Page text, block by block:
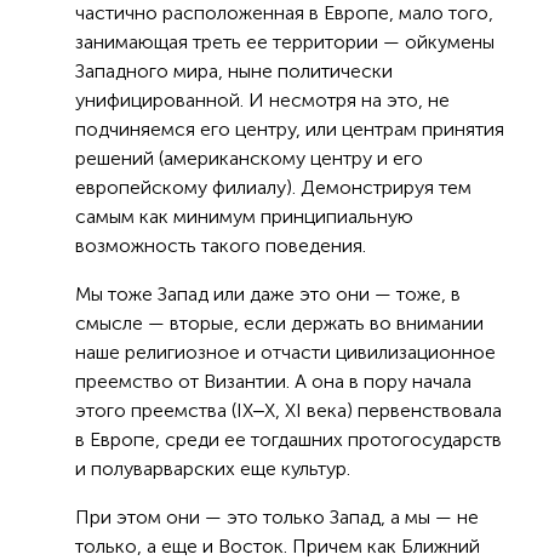
частично расположенная в Европе, мало того,
занимающая треть ее территории — ойкумены
Западного мира, ныне политически
унифицированной. И несмотря на это, не
подчиняемся его центру, или центрам принятия
решений (американскому центру и его
европейскому филиалу). Демонстрируя тем
самым как минимум принципиальную
возможность такого поведения.
Мы тоже Запад или даже это они — тоже, в
смысле — вторые, если держать во внимании
наше религиозное и отчасти цивилизационное
преемство от Византии. А она в пору начала
этого преемства (IX‒X, XI века) первенствовала
в Европе, среди ее тогдашних протогосударств
и полуварварских еще культур.
При этом они — это только Запад, а мы — не
только, а еще и Восток. Причем как Ближний